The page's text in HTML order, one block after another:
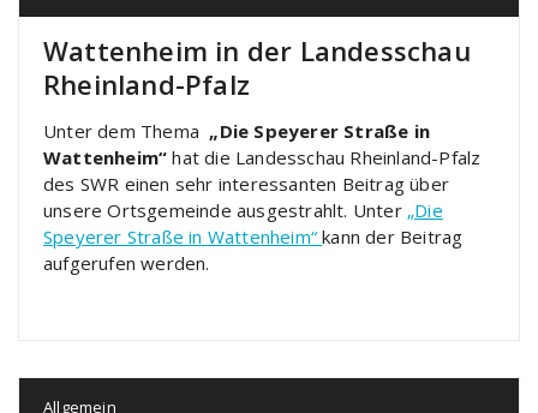
Wattenheim in der Landesschau
Rheinland-Pfalz
Unter dem Thema „Die Speyerer Straße in
Wattenheim“ hat die Landesschau Rheinland-Pfalz
des SWR einen sehr interessanten Beitrag über
unsere Ortsgemeinde ausgestrahlt. Unter „Die
Speyerer Straße in Wattenheim“kann der Beitrag
aufgerufen werden.
Allgemein